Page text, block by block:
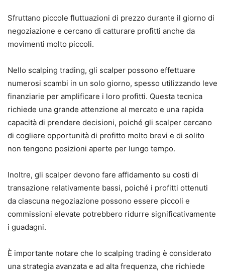
Sfruttano piccole fluttuazioni di prezzo durante il giorno di
negoziazione e cercano di catturare profitti anche da
movimenti molto piccoli.
Nello scalping trading, gli scalper possono effettuare
numerosi scambi in un solo giorno, spesso utilizzando leve
finanziarie per amplificare i loro profitti. Questa tecnica
richiede una grande attenzione al mercato e una rapida
capacità di prendere decisioni, poiché gli scalper cercano
di cogliere opportunità di profitto molto brevi e di solito
non tengono posizioni aperte per lungo tempo.
Inoltre, gli scalper devono fare affidamento su costi di
transazione relativamente bassi, poiché i profitti ottenuti
da ciascuna negoziazione possono essere piccoli e
commissioni elevate potrebbero ridurre significativamente
i guadagni.
È importante notare che lo scalping trading è considerato
una strategia avanzata e ad alta frequenza, che richiede